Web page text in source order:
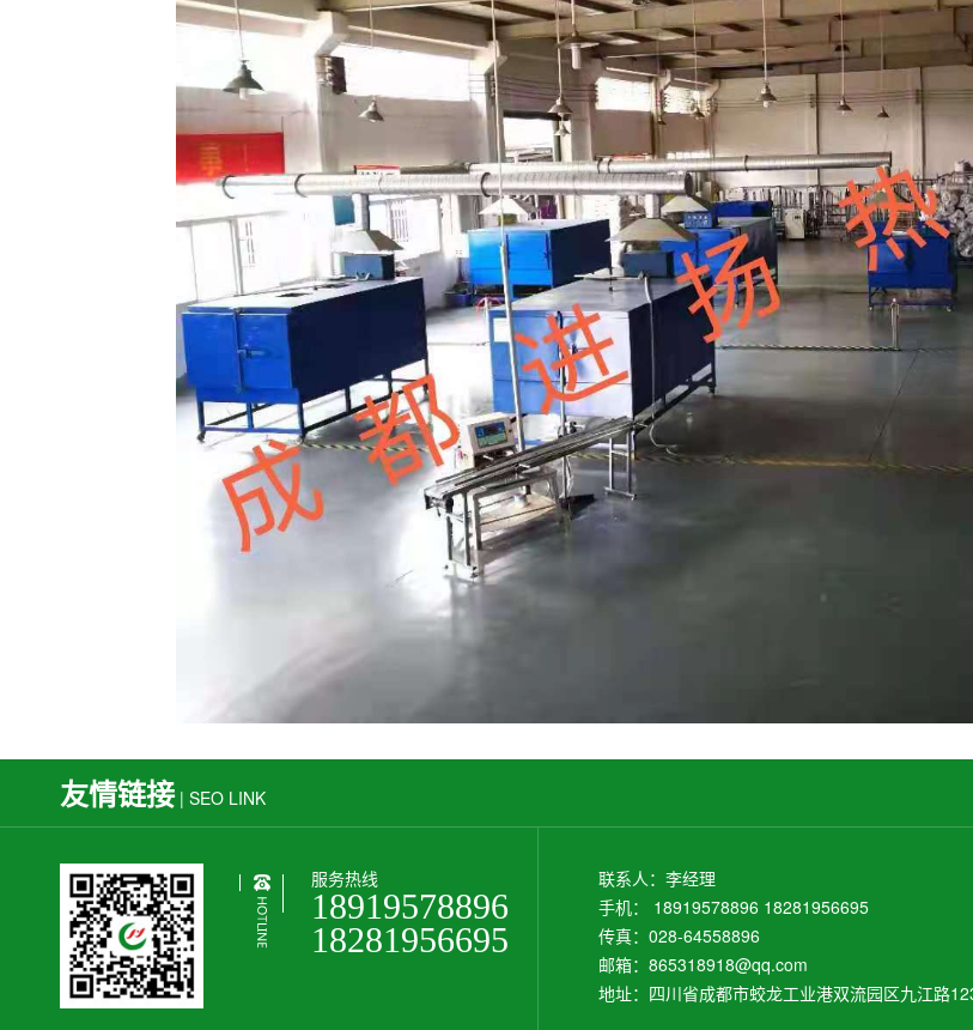
友情链接| SEO LINK
服务热线
18919578896
18281956695
联系人：李经理
手机： 18919578896 18281956695
传真：028-64558896
邮箱：865318918@qq.com
地址：四川省成都市蛟龙工业港双流园区九江路